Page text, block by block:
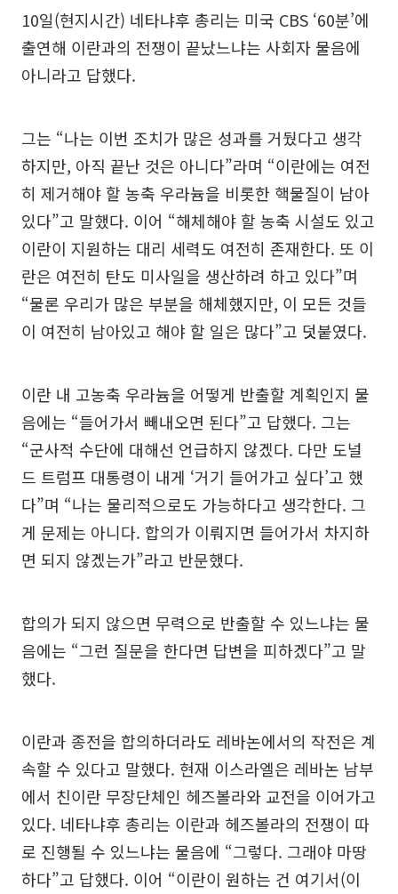
10일(현지시간) 네타냐후 총리는 미국 CBS ‘60분’에
출연해 이란과의 전쟁이 끝났느냐는 사회자 물음에
아니라고 답했다.
그는 “나는 이번 조치가 많은 성과를 거뒀다고 생각
하지만, 아직 끝난 것은 아니다”라며 “이란에는 여전
히 제거해야 할 농축 우라늄을 비롯한 핵물질이 남아
있다”고 말했다. 이어 “해체해야 할 농축 시설도 있고
이란이 지원하는 대리 세력도 여전히 존재한다. 또 이
란은 여전히 탄도 미사일을 생산하려 하고 있다”며
“물론 우리가 많은 부분을 해체했지만, 이 모든 것들
이 여전히 남아있고 해야 할 일은 많다”고 덧붙였다.
이란 내 고농축 우라늄을 어떻게 반출할 계획인지 물
음에는 “들어가서 빼내오면 된다”고 답했다. 그는
“군사적 수단에 대해선 언급하지 않겠다. 다만 도널
드 트럼프 대통령이 내게 ‘거기 들어가고 싶다’고 했
다”며 “나는 물리적으로도 가능하다고 생각한다. 그
게 문제는 아니다. 합의가 이뤄지면 들어가서 차지하
면 되지 않겠는가”라고 반문했다.
합의가 되지 않으면 무력으로 반출할 수 있느냐는 물
음에는 “그런 질문을 한다면 답변을 피하겠다”고 말
했다.
이란과 종전을 합의하더라도 레바논에서의 작전은 계
속할 수 있다고 말했다. 현재 이스라엘은 레바논 남부
에서 친이란 무장단체인 헤즈볼라와 교전을 이어가고
있다. 네타냐후 총리는 이란과 헤즈볼라의 전쟁이 따
로 진행될 수 있느냐는 물음에 “그렇다. 그래야 마땅
하다”고 답했다. 이어 “이란이 원하는 건 여기서(이